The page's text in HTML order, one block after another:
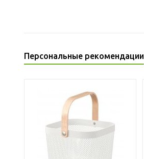
Персональные рекомендации